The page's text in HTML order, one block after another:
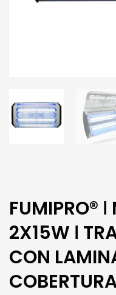
FUMIPRO®
2X15W ǀ
CON